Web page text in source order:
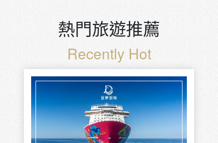
熱門旅遊推薦
Recently Hot